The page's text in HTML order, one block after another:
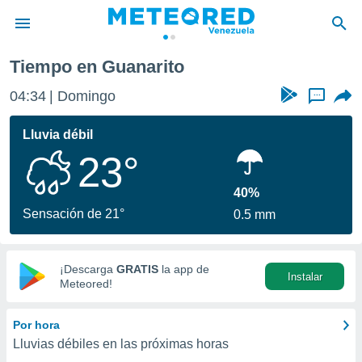
de
ha
para
que se
calidad.
a este
las
y
digital
basada
Tiempo en Guanarito
04:34 Domingo ...
Lluvia débil
23°
Sensación de 21°
40%
0.5 mm
¡Descarga GRATIS la app de
Meteored!
Instalar
Por hora
Lluvias débiles en las próximas horas